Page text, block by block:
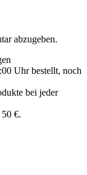
abzugeben.
Uhr bestellt, noch
bei jeder
€.